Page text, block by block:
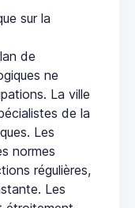
sur la
de
ne
La ville
de la
Les
normes
régulières,
Les